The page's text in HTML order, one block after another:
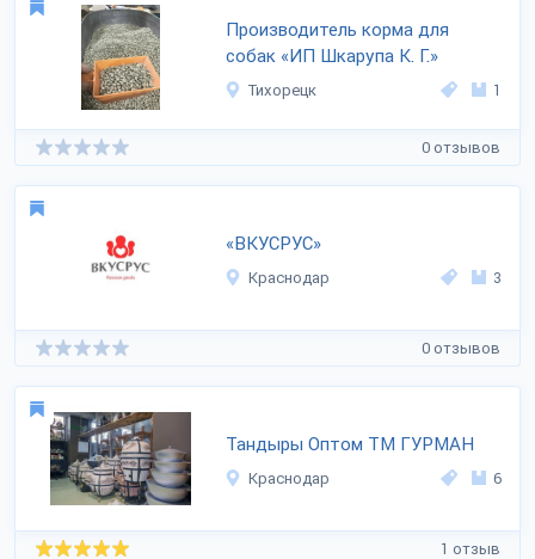
Производитель корма для
собак «ИП Шкарупа К. Г.»
Тихорецк 1
0 отзывов
«ВКУСРУС»
Краснодар 3
0 отзывов
Тандыры Оптом ТМ ГУРМАН
Краснодар 6
1 отзыв